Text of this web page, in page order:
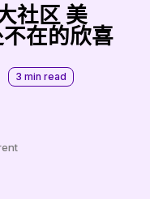
社区 美
在的欣喜
3 min read